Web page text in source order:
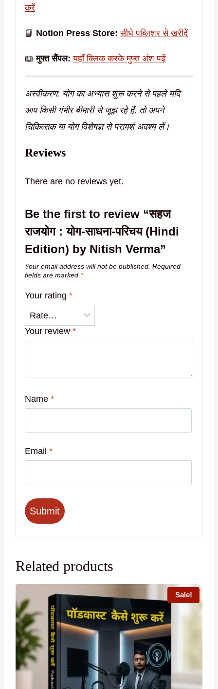
करें
📘 Notion Press Store: सीधे पब्लिशर से खरीदें
📖मुफ्त सैंपल: यहाँ क्लिक करके मुफ्त अंश पढ़ें
अस्वीकरण: योग का अभ्यास शुरू करने से पहले यदि
आप किसी गंभीर बीमारी से जूझ रहे हैं, तो अपने
चिकित्सक या योग विशेषज्ञ से परामर्श अवश्य लें।
Reviews
There are no reviews yet.
Be the first to review “सहज
राजयोग : योग-साधना-परिचय (Hindi
Edition) by Nitish Verma”
Your email address will not be published. Required
fields are marked *
Your rating *
Your review *
Name *
Email *
Related products
Sale!